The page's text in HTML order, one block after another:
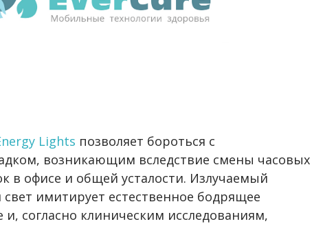
Lights позволяет бороться с
возникающим вследствие смены часовых
в офисе и общей усталости. Излучаемый
имитирует естественное бодрящее
согласно клиническим исследованиям,